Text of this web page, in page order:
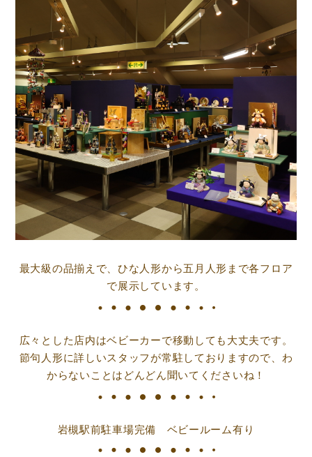
最大級の品揃えで、ひな人形から五月人形まで各フロア
で展示しています。
広々とした店内はベビーカーで移動しても大丈夫です。
節句人形に詳しいスタッフが常駐しておりますので、わ
からないことはどんどん聞いてくださいね！
岩槻駅前駐車場完備 ベビールーム有り